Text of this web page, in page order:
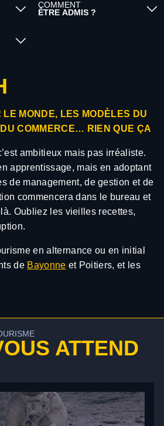
COMMENT
ÊTRE ADMIS ?
MONDE, LES MODÈLES DU
COMMERCE… RIEN QUE ÇA
ambitieux mais pas irréaliste.
apprentissage, mais en adoptant
de management, de gestion et de
commencera dans le bureau et
Oubliez les vieilles recettes,
en alternance ou en initial
de Bayonne et Poitiers, et les
ATTEND